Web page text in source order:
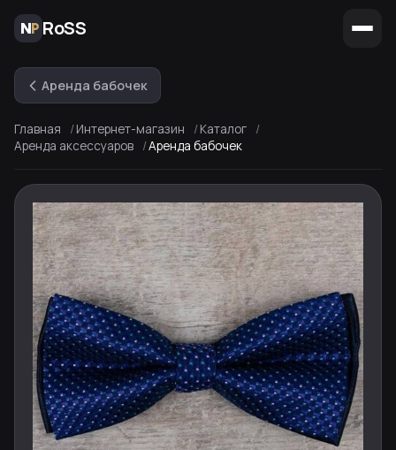
RoSS
Аренда бабочек
Главная Интернет-магазин
Каталог
Аренда аксессуаров
Аренда бабочек